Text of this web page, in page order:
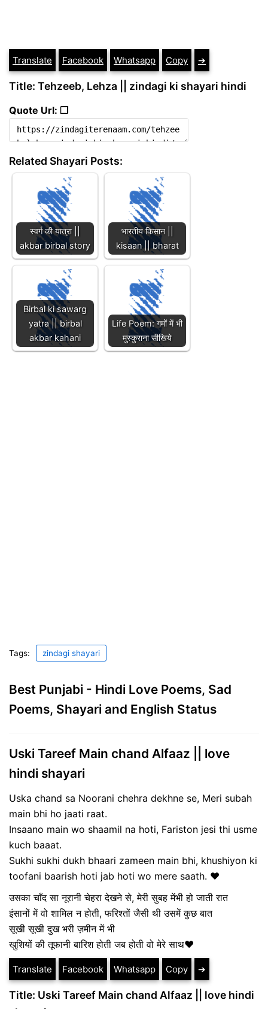
Translate Facebook Whatsapp Copy ➔
Title: Tehzeeb, Lehza || zindagi ki shayari hindi
Quote Url: ❐
Related Shayari Posts:
स्वर्ग की यात्रा ||
akbar birbal story
भारतीय किसान ||
kisaan || bharat
Birbal ki sawarg
yatra || birbal
akbar kahani
Life Poem: गमों में भी
मुस्कुराना सीखिये
Tags: zindagi shayari
Best Punjabi - Hindi Love Poems, Sad
Poems, Shayari and English Status
Uski Tareef Main chand Alfaaz || love
hindi shayari
Uska chand sa Noorani chehra dekhne se, Meri subah
main bhi ho jaati raat.
Insaano main wo shaamil na hoti, Fariston jesi thi usme
kuch baaat.
Sukhi sukhi dukh bhaari zameen main bhi, khushiyon ki
toofani baarish hoti jab hoti wo mere saath. ❤️
उसका चाँद सा नूरानी चेहरा देखने से, मेरी सुबह मेंभी हो जाती रात
इंसानों में वो शामिल न होती, फरिश्तों जैसी थी उसमें कुछ बात
सूखी सूखी दुख भरी ज़मीन में भी
खुशियों की तूफानी बारिश होती जब होती वो मेरे साथ❤️
Translate Facebook Whatsapp Copy ➔
Title: Uski Tareef Main chand Alfaaz || love hindi